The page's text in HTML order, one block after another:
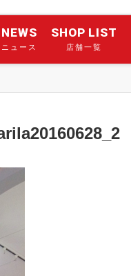
NEWS
ニュース
SHOP LIST
店舗一覧